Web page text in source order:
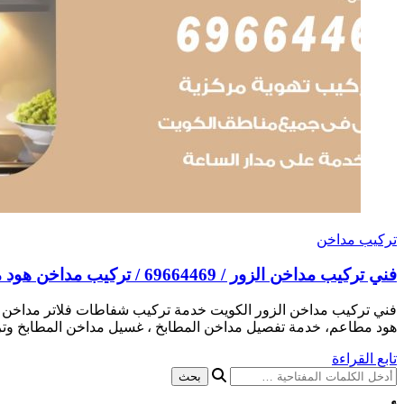
تركيب مداخن
فني تركيب مداخن الزور / 69664469 / تركيب مداخن هود مطابخ مطاعم
فني تركيب مداخن الزور الكويت خدمة تركيب شفاطات فلاتر
هود مطاعم، خدمة تفصيل مداخن المطابخ ، غسيل مداخن المطابخ
تابع القراءة
هل